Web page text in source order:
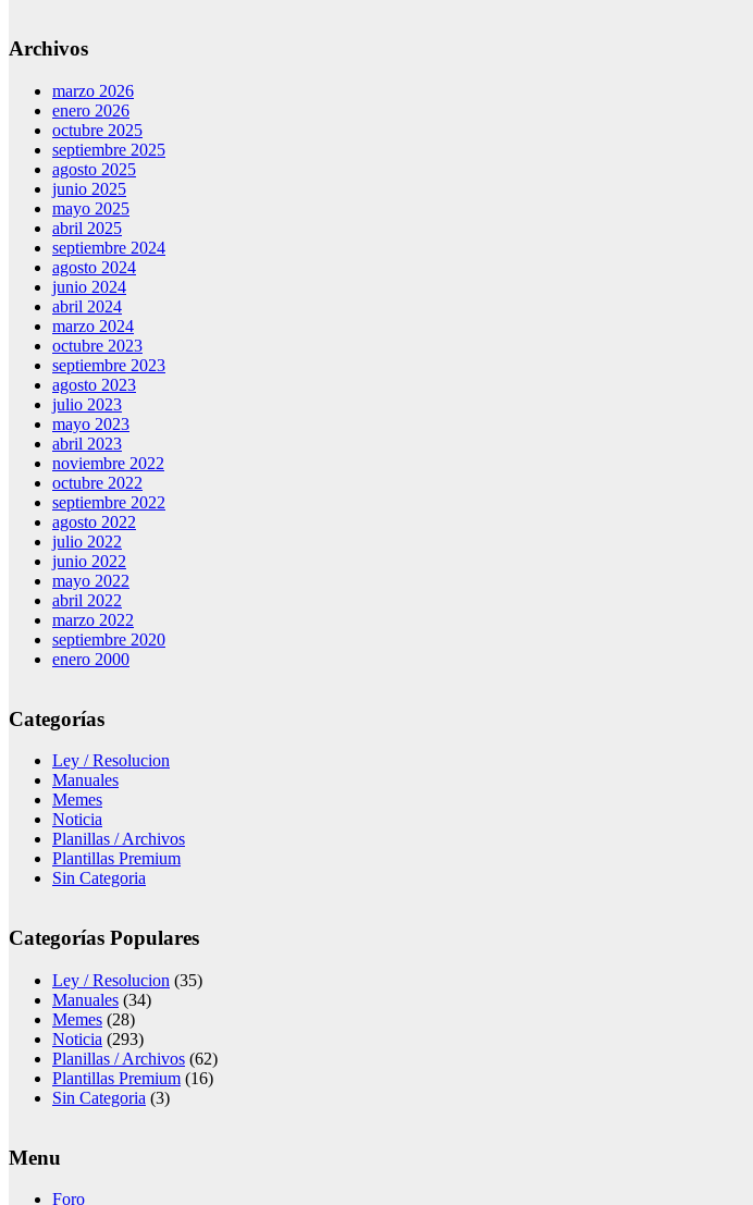
Archivos
marzo 2026
enero 2026
octubre 2025
septiembre 2025
agosto 2025
junio 2025
mayo 2025
abril 2025
septiembre 2024
agosto 2024
junio 2024
abril 2024
marzo 2024
octubre 2023
septiembre 2023
agosto 2023
julio 2023
mayo 2023
abril 2023
noviembre 2022
octubre 2022
septiembre 2022
agosto 2022
julio 2022
junio 2022
mayo 2022
abril 2022
marzo 2022
septiembre 2020
enero 2000
Categorías
Ley / Resolucion
Manuales
Memes
Noticia
Planillas / Archivos
Plantillas Premium
Sin Categoria
Categorías Populares
Ley / Resolucion (35)
Manuales (34)
Memes (28)
Noticia (293)
Planillas / Archivos (62)
Plantillas Premium (16)
Sin Categoria (3)
Menu
Foro